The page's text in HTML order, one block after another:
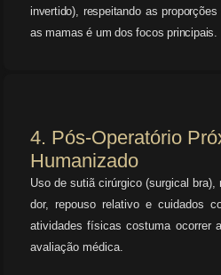
invertido), respeitando as
as mamas é um dos focos principais.
4. Pós-Operatório
Humanizado
Uso de sutiã cirúrgico (surgical
dor, repouso relativo e cuidados
atividades físicas costuma ocorrer
avaliação médica.